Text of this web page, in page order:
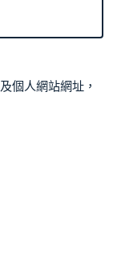
個人網站網址，